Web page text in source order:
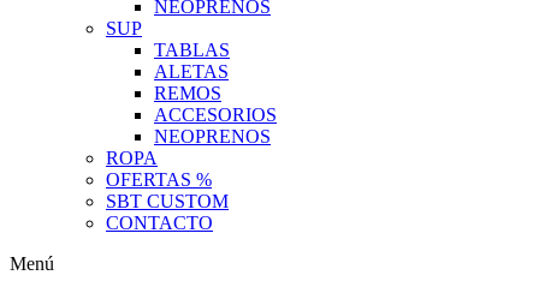
NEOPRENOS
SUP
TABLAS
ALETAS
REMOS
ACCESORIOS
NEOPRENOS
ROPA
OFERTAS %
SBT CUSTOM
CONTACTO
Menú